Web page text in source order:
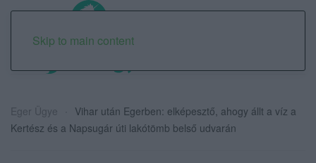
Skip to main content
Eger Ügye
Vihar után Egerben: elképesztő, ahogy állt a víz a
Kertész és a Napsugár úti lakótömb belső udvarán